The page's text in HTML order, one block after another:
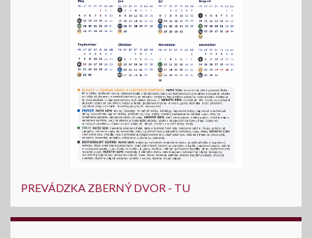
PREVÁDZKA ZBERNÝ DVOR - TU